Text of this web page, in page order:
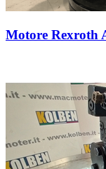
Motore Rexroth